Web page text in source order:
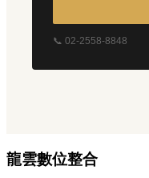
📞 02-2558-8848
龍雲數位整合